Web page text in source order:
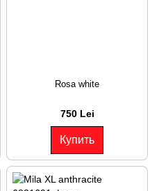
Rosa white
750 Lei
Купить